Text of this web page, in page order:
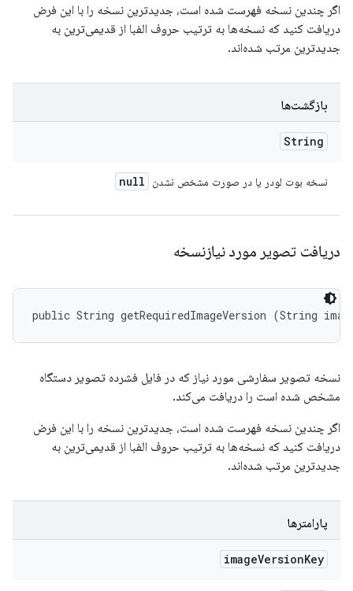
اگر چندین نسخه فهرست شده است، جدیدترین نسخه را با این فرض
دریافت کنید که نسخه‌ها به ترتیب حروف الفبا از قدیمی‌ترین به
جدیدترین مرتب شده‌اند.
بازگشت‌ها
String
نسخه بوت لودر یا در صورت مشخص نشدن null
دریافت تصویر مورد نیازنسخه
public String getRequiredImageVersion (String
نسخه تصویر سفارشی مورد نیاز که در فایل فشرده تصویر دستگاه
مشخص شده است را دریافت می‌کند.
اگر چندین نسخه فهرست شده است، جدیدترین نسخه را با این فرض
دریافت کنید که نسخه‌ها به ترتیب حروف الفبا از قدیمی‌ترین به
جدیدترین مرتب شده‌اند.
پارامترها
imageVersionKey